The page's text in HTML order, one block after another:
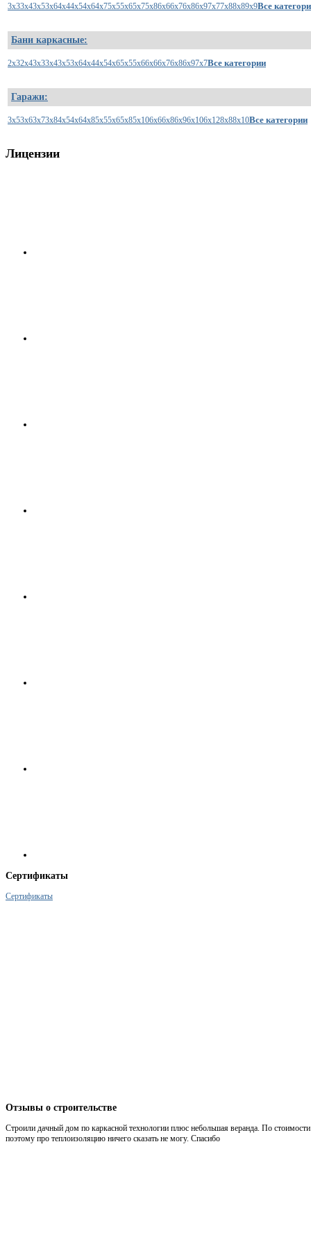
3x33x43x53x64x44x54x64x75x55x65x75x86x66x76x86x97x77x88x89x9Все
Бани каркасные:
2x32x43x33x43x53x64x44x54x65x55x66x66x76x86x97x7Все категории
Гаражи:
3x53x63x73x84x54x64x85x55x65x85x106x66x86x96x106x128x88x10Все категории
Лицензии
Сертификаты
Сертификаты
Отзывы о строительстве
Строили дачный дом по каркасной технологии плюс небольшая веранда. По
поэтому про теплоизоляцию ничего сказать не могу. Спасибо